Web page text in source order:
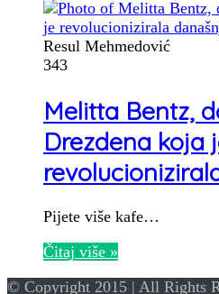
Resul Mehmedović
343
Melitta Bentz,
Drezdena koja
Pijete više kafe…
Čitaj više »
© Copyright 2015 | All Rights